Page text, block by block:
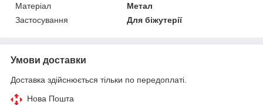
Матеріал
Метал
Застосування
Для біжутерії
Умови доставки
Доставка здійснюється тільки по передоплаті.
Нова Пошта